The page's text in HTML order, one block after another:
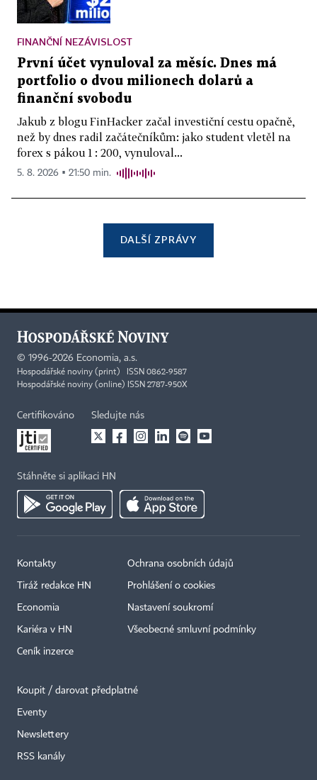
FINANČNÍ NEZÁVISLOST
První účet vynuloval za měsíc. Dnes má
portfolio o dvou milionech dolarů a
finanční svobodu
Jakub z blogu FinHacker začal investiční cestu opačně,
než by dnes radil začátečníkům: jako student vletěl na
forex s pákou 1 : 200, vynuloval...
5. 8. 2026 ▪ 21:50 min.
DALŠÍ ZPRÁVY
© 1996-2026 Economia, a.s.
Hospodářské noviny (print) ISSN 0862-9587
Hospodářské noviny (online) ISSN 2787-950X
Certifikováno Sledujte nás
Stáhněte si aplikaci HN
Kontakty
Tiráž redakce HN
Economia
Kariéra v HN
Ceník inzerce
Ochrana osobních údajů
Prohlášení o cookies
Nastavení soukromí
Všeobecné smluvní podmínky
Koupit / darovat předplatné
Eventy
Newslettery
RSS kanály